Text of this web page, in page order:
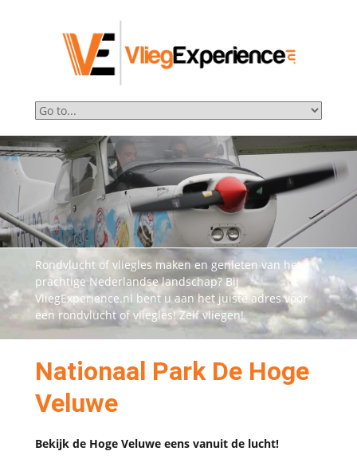
Rondvlucht of vliegles maken en genieten van het
prachtige Nederlandse landschap? Bij
VliegExperience.nl bent u aan het juiste adres voor
een rondvlucht of vliegles! Zelf vliegen!
Nationaal Park De Hoge
Veluwe
Bekijk de Hoge Veluwe eens vanuit de lucht!